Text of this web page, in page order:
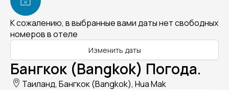
К сожалению, в выбранные вами даты нет свободных
номеров в отеле
Изменить даты
Бангкок (Bangkok) Погода.
Таиланд, Бангкок (Bangkok), Hua Mak